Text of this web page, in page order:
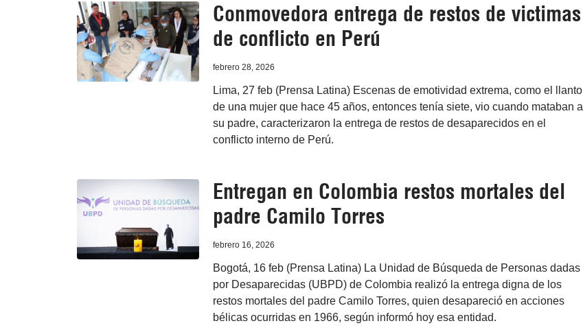
Conmovedora entrega de restos de victimas
de conflicto en Perú
febrero 28, 2026
Lima, 27 feb (Prensa Latina) Escenas de emotividad extrema, como el llanto
de una mujer que hace 45 años, entonces tenía siete, vio cuando mataban a
su padre, caracterizaron la entrega de restos de desaparecidos en el
conflicto interno de Perú.
Entregan en Colombia restos mortales del
padre Camilo Torres
febrero 16, 2026
Bogotá, 16 feb (Prensa Latina) La Unidad de Búsqueda de Personas dadas
por Desaparecidas (UBPD) de Colombia realizó la entrega digna de los
restos mortales del padre Camilo Torres, quien desapareció en acciones
bélicas ocurridas en 1966, según informó hoy esa entidad.